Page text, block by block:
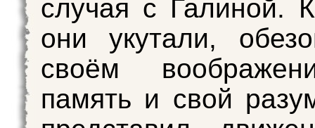
случая с Галиной.
они укутали,
своём
память и свой